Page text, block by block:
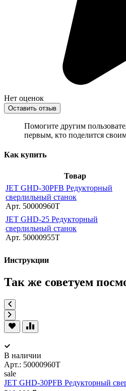
Нет оценок
Оставить отзыв
Помогите другим
первым, кто поделится
Как купить
Товар
JET GHD-30PFB Редукторный
сверлильный станок
Арт. 50000960T
JET GHD-25 Редукторный
сверлильный станок
Арт. 50000955T
Инструкции
Так же советуем
В наличии
Арт.: 50000960T
sale
JET GHD-30PFB Редукторный